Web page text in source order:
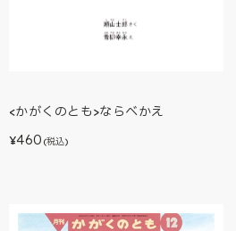
<かがくのとも>ならべかえ
¥460 (税込)